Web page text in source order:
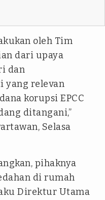
oleh Tim
dari upaya
dan
yang relevan
korupsi EPCC
ditangani,”
Selasa
pihaknya
di rumah
Direktur Utama